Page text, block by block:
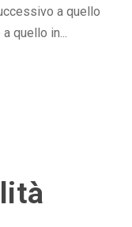
a quello
quello in...